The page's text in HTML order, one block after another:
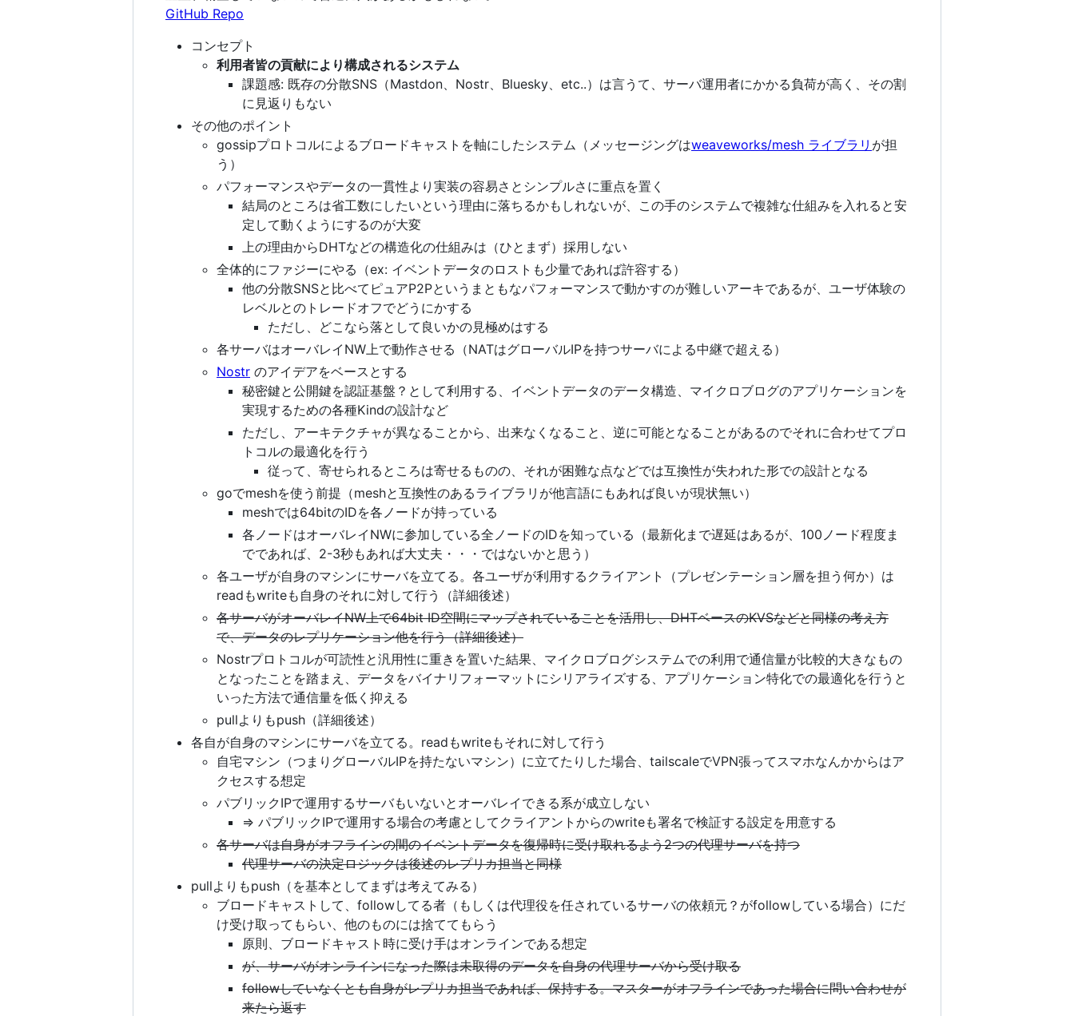
GitHub Repo
コンセプト
利用者皆の貢献により構成されるシステム
課題感: 既存の分散SNS（Mastdon、Nostr、Bluesky、etc..）は言うて、サーバ運用者にかかる負荷が高く、その割
に見返りもない
その他のポイント
gossipプロトコルによるブロードキャストを軸にしたシステム（メッセージングはweaveworks/mesh ライブラリ が担
う）
パフォーマンスやデータの一貫性より実装の容易さとシンプルさに重点を置く
結局のところは省工数にしたいという理由に落ちるかもしれないが、この手のシステムで複雑な仕組みを入れると安
定して動くようにするのが大変
上の理由からDHTなどの構造化の仕組みは（ひとまず）採用しない
全体的にファジーにやる（ex: イベントデータのロストも少量であれば許容する）
他の分散SNSと比べてピュアP2Pというまともなパフォーマンスで動かすのが難しいアーキであるが、ユーザ体験の
レベルとのトレードオフでどうにかする
ただし、どこなら落として良いかの見極めはする
各サーバはオーバレイNW上で動作させる（NATはグローバルIPを持つサーバによる中継で超える）
Nostr のアイデアをベースとする
秘密鍵と公開鍵を認証基盤？として利用する、イベントデータのデータ構造、マイクロブログのアプリケーションを
実現するための各種Kindの設計など
ただし、アーキテクチャが異なることから、出来なくなること、逆に可能となることがあるのでそれに合わせてプロ
トコルの最適化を行う
従って、寄せられるところは寄せるものの、それが困難な点などでは互換性が失われた形での設計となる
goでmeshを使う前提（meshと互換性のあるライブラリが他言語にもあれば良いが現状無い）
meshでは64bitのIDを各ノードが持っている
各ノードはオーバレイNWに参加している全ノードのIDを知っている（最新化まで遅延はあるが、100ノード程度ま
でであれば、2-3秒もあれば大丈夫・・・ではないかと思う）
各ユーザが自身のマシンにサーバを立てる。各ユーザが利用するクライアント（プレゼンテーション層を担う何か）は
readもwriteも自身のそれに対して行う（詳細後述）
各サーバがオーバレイNW上で64bit ID空間にマップされていることを活用し、DHTベースのKVSなどと同様の考え方
で、データのレプリケーション他を行う（詳細後述）
Nostrプロトコルが可読性と汎用性に重きを置いた結果、マイクロブログシステムでの利用で通信量が比較的大きなもの
となったことを踏まえ、データをバイナリフォーマットにシリアライズする、アプリケーション特化での最適化を行うと
いった方法で通信量を低く抑える
pullよりもpush（詳細後述）
各自が自身のマシンにサーバを立てる。readもwriteもそれに対して行う
自宅マシン（つまりグローバルIPを持たないマシン）に立てたりした場合、tailscaleでVPN張ってスマホなんかからはア
クセスする想定
パブリックIPで運用するサーバもいないとオーバレイできる系が成立しない
=> パブリックIPで運用する場合の考慮としてクライアントからのwriteも署名で検証する設定を用意する
各サーバは自身がオフラインの間のイベントデータを復帰時に受け取れるよう2つの代理サーバを持つ
代理サーバの決定ロジックは後述のレプリカ担当と同様
pullよりもpush（を基本としてまずは考えてみる）
ブロードキャストして、followしてる者（もしくは代理役を任されているサーバの依頼元？がfollowしている場合）にだ
け受け取ってもらい、他のものには捨ててもらう
原則、ブロードキャスト時に受け手はオンラインである想定
が、サーバがオンラインになった際は未取得のデータを自身の代理サーバから受け取る
followしていなくとも自身がレプリカ担当であれば、保持する。マスターがオフラインであった場合に問い合わせが
来たら返す